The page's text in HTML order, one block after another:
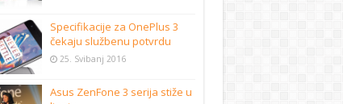
Specifikacije za OnePlus 3
čekaju službenu potvrdu
25. Svibanj 2016
Asus ZenFone 3 serija stiže u